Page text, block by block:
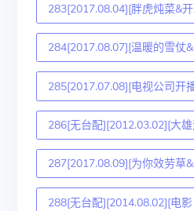
283[2017.08.04][胖虎炖菜&
284[2017.08.07][温暖的雪仗
285[2017.07.08][电视公司开
286[无台配][2012.03.02][大
287[2017.08.09][为你效劳草
288[无台配][2014.08.02][电